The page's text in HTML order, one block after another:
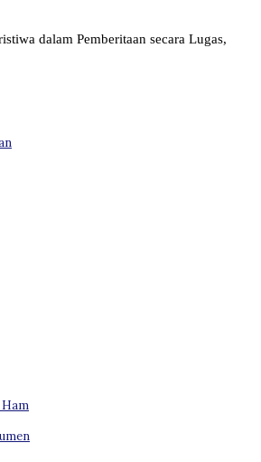
dalam Pemberitaan secara Lugas,
Ham